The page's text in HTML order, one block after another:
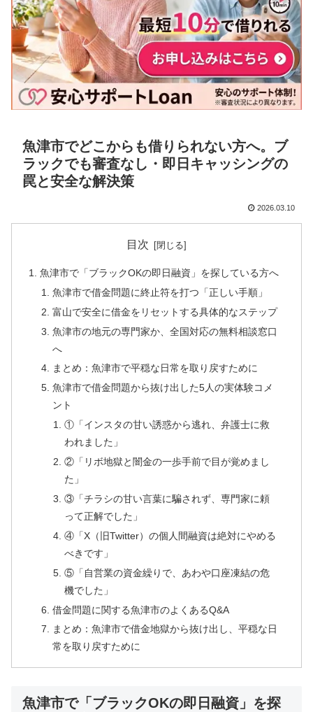
魚津市でどこからも借りられない方へ。ブ
ラックでも審査なし・即日キャッシングの
罠と安全な解決策
2026.03.10
目次
魚津市で「ブラックOKの即日融資」を探している方へ
魚津市で借金問題に終止符を打つ「正しい手順」
富山で安全に借金をリセットする具体的なステップ
魚津市の地元の専門家か、全国対応の無料相談窓口
へ
まとめ：魚津市で平穏な日常を取り戻すために
魚津市で借金問題から抜け出した5人の実体験コメ
ント
①「インスタの甘い誘惑から逃れ、弁護士に救
われました」
②「リボ地獄と闇金の一歩手前で目が覚めまし
た」
③「チラシの甘い言葉に騙されず、専門家に頼
って正解でした」
④「X（旧Twitter）の個人間融資は絶対にやめる
べきです」
⑤「自営業の資金繰りで、あわや口座凍結の危
機でした」
借金問題に関する魚津市のよくあるQ&A
まとめ：魚津市で借金地獄から抜け出し、平穏な日
常を取り戻すために
魚津市で「ブラックOKの即日融資」を探